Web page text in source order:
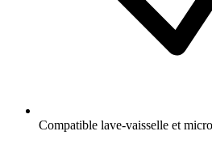
Compatible lave-vaisselle et